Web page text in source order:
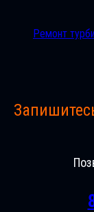
Ремонт